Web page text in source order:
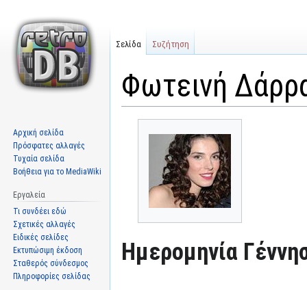
Φωτεινή
Ημερομηνία
Σελίδα Συζήτηση
Αρχική σελίδα
Πρόσφατες αλλαγές
Τυχαία σελίδα
Βοήθεια για το MediaWiki
Εργαλεία
Τι συνδέει εδώ
Σχετικές αλλαγές
Ειδικές σελίδες
Εκτυπώσιμη έκδοση
Σταθερός σύνδεσμος
Πληροφορίες σελίδας